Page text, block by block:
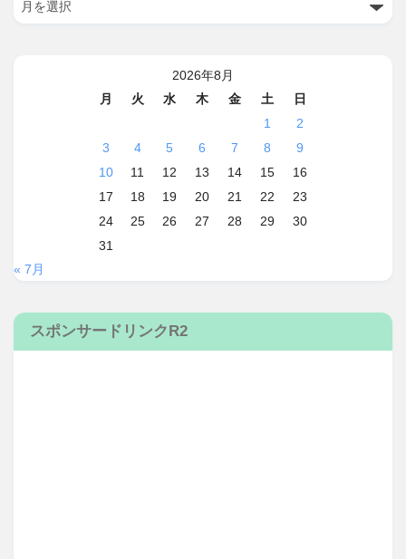
2026年8月
月
火 水 木 金 土
日
1
2
3
4 5 6 7 8
9
10
11 12 13 14 15
16
17
18 19 20 21 22
23
24
25 26 27 28 29
30
31
« 7月
スポンサードリンクR2